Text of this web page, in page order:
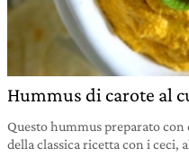
Hummus di carote al
Questo hummus preparato
della classica ricetta con i ceci,